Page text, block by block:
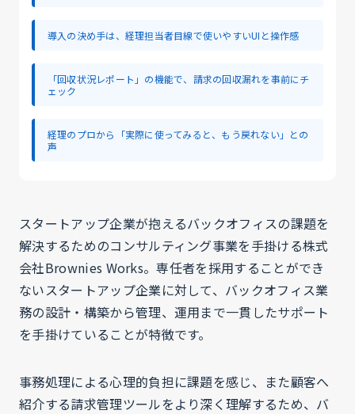
導入の決め手は、経理担当者目線で使いやすいUIと操作感
「回収状況レポート」の機能で、請求の回収漏れを事前にチ
ェック
経理のプロから「実際に使ってみると、もう戻れない」との
声
スタートアップ企業が抱えるバックオフィスの課題を
解決するためのコンサルティング事業を手掛ける株式
会社Brownies Works。専任者を採用することができ
ないスタートアップ企業に対して、バックオフィス業
務の設計・構築から管理、運用まで一貫したサポート
を手掛けていることが特徴です。
事務処理による心理的負担に課題を感じ、また顧客へ
紹介する請求管理ツールをより深く理解するため、バ